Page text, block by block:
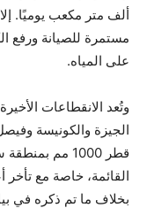
ألف متر مكعب يوميًا.
مستمرة للصيانة ورفع
على المياه.
وتُعد الانقطاعات
الجيزة والكونيسة
قطر 1000 مم
القائمة، خاصة مع تأخر
بخلاف ما تم ذكره في